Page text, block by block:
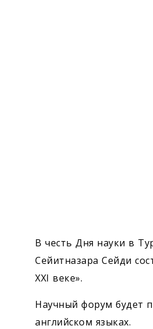
В честь Дня науки в
Сейитназара Сейди
XXI веке».
Научный форум будет
английском языках.